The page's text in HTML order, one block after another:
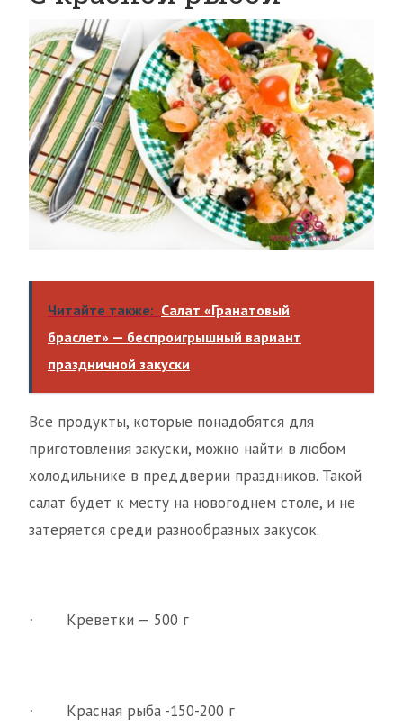
Читайте также: Салат «Гранатовый
браслет» — беспроигрышный вариант
праздничной закуски
Все продукты, которые понадобятся для
приготовления закуски, можно найти в любом
холодильнике в преддверии праздников. Такой
салат будет к месту на новогоднем столе, и не
затеряется среди разнообразных закусок.
· Креветки — 500 г
· Красная рыба -150-200 г